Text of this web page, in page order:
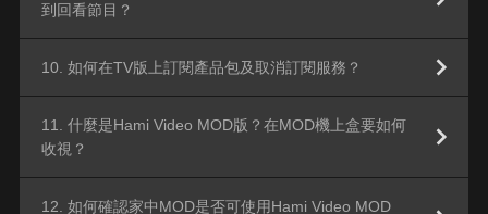
到回看節目？
10. 如何在TV版上訂閱產品包及取消訂閱服務？
11. 什麼是Hami Video MOD版？在MOD機上盒要如何
收視？
12. 如何確認家中MOD是否可使用Hami Video MOD